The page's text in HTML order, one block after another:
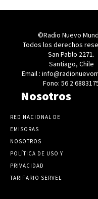
©Radio Nuevo
Todos los derechos
San Pablo 2271.
Santiago, Chile
Email :
Fono: 56 2
Nosotros
RED NACIONAL DE
EMISORAS
NOSOTROS
POLÍTICA DE USO Y
PRIVACIDAD
TARIFARIO SERVEL